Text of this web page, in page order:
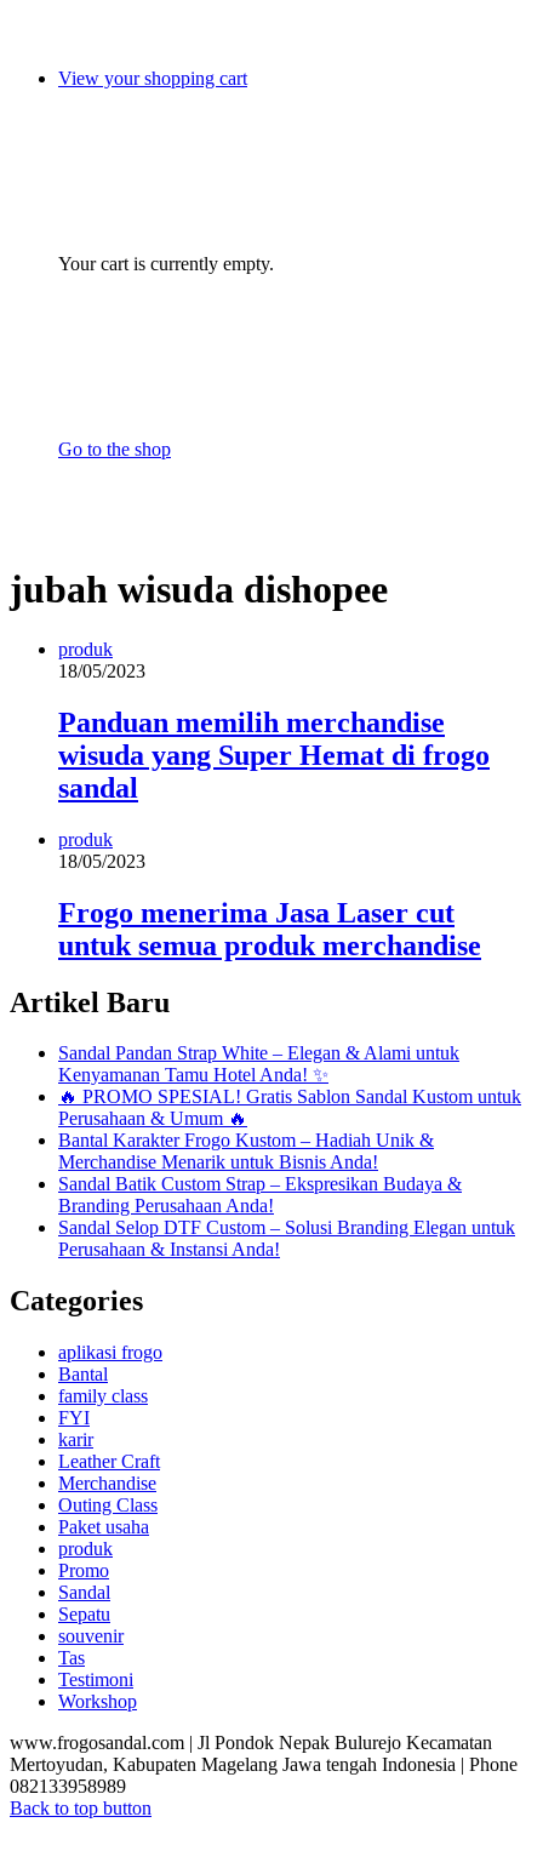
View your shopping cart
Your cart is currently empty.
Go to the shop
jubah wisuda dishopee
produk
18/05/2023
Panduan memilih merchandise
wisuda yang Super Hemat di frogo
sandal
produk
18/05/2023
Frogo menerima Jasa Laser cut
untuk semua produk merchandise
Artikel Baru
Sandal Pandan Strap White – Elegan & Alami untuk
Kenyamanan Tamu Hotel Anda! ✨
🔥 PROMO SPESIAL! Gratis Sablon Sandal Kustom untuk
Perusahaan & Umum 🔥
Bantal Karakter Frogo Kustom – Hadiah Unik &
Merchandise Menarik untuk Bisnis Anda!
Sandal Batik Custom Strap – Ekspresikan Budaya &
Branding Perusahaan Anda!
Sandal Selop DTF Custom – Solusi Branding Elegan untuk
Perusahaan & Instansi Anda!
Categories
aplikasi frogo
Bantal
family class
FYI
karir
Leather Craft
Merchandise
Outing Class
Paket usaha
produk
Promo
Sandal
Sepatu
souvenir
Tas
Testimoni
Workshop
www.frogosandal.com | Jl Pondok Nepak Bulurejo Kecamatan
Mertoyudan, Kabupaten Magelang Jawa tengah Indonesia | Phone
082133958989
Back to top button